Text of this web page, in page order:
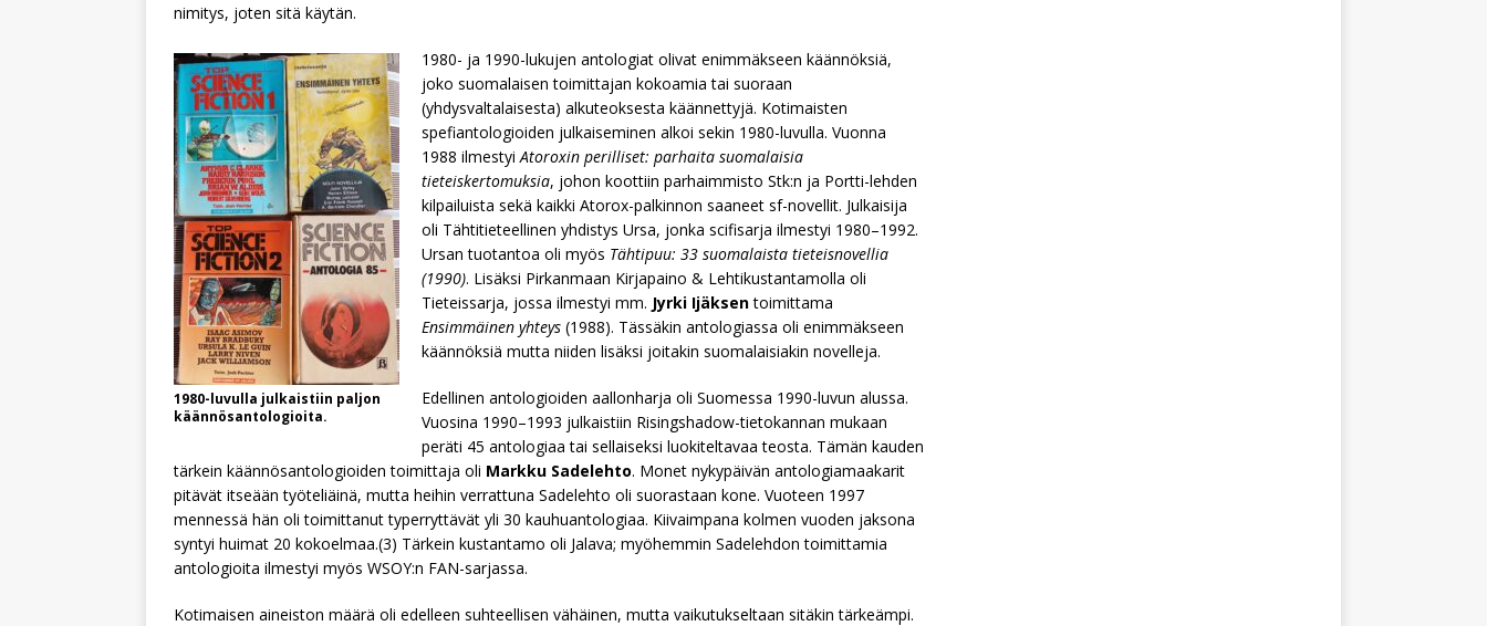
nimitys, joten sitä käytän.
1980-luvulla julkaistiin paljon
käännösantologioita.
1980- ja 1990-lukujen antologiat olivat enimmäkseen käännöksiä,
joko suomalaisen toimittajan kokoamia tai suoraan
(yhdysvaltalaisesta) alkuteoksesta käännettyjä. Kotimaisten
spefiantologioiden julkaiseminen alkoi sekin 1980-luvulla. Vuonna
1988 ilmestyiAtoroxin perilliset: parhaita suomalaisia
tieteiskertomuksia, johon koottiin parhaimmisto Stk:n ja Portti-lehden
kilpailuista sekä kaikki Atorox-palkinnon saaneet sf-novellit. Julkaisija
oli Tähtitieteellinen yhdistys Ursa, jonka scifisarja ilmestyi 1980–1992.
Ursan tuotantoa oli myös Tähtipuu: 33 suomalaista tieteisnovellia
(1990). Lisäksi Pirkanmaan Kirjapaino & Lehtikustantamolla oli
Tieteissarja, jossa ilmestyi mm. Jyrki Ijäksentoimittama
Ensimmäinen yhteys (1988). Tässäkin antologiassa oli enimmäkseen
käännöksiä mutta niiden lisäksi joitakin suomalaisiakin novelleja.
Edellinen antologioiden aallonharja oli Suomessa 1990-luvun alussa.
Vuosina 1990–1993 julkaistiin Risingshadow-tietokannan mukaan
peräti 45 antologiaa tai sellaiseksi luokiteltavaa teosta. Tämän kauden
tärkein käännösantologioiden toimittaja oli Markku Sadelehto. Monet nykypäivän antologiamaakarit
pitävät itseään työteliäinä, mutta heihin verrattuna Sadelehto oli suorastaan kone. Vuoteen 1997
mennessä hän oli toimittanut typerryttävät yli 30 kauhuantologiaa. Kiivaimpana kolmen vuoden jaksona
syntyi huimat 20 kokoelmaa.(3) Tärkein kustantamo oli Jalava; myöhemmin Sadelehdon toimittamia
antologioita ilmestyi myös WSOY:n FAN-sarjassa.
Kotimaisen aineiston määrä oli edelleen suhteellisen vähäinen, mutta vaikutukseltaan sitäkin tärkeämpi.